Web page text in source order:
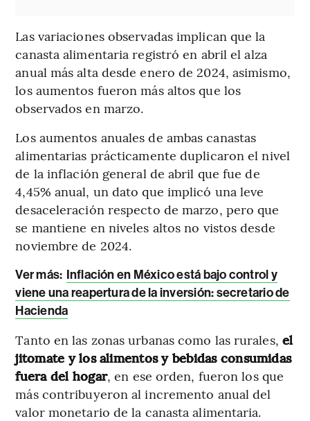
Las variaciones observadas implican que la
canasta alimentaria registró en abril el alza
anual más alta desde enero de 2024, asimismo,
los aumentos fueron más altos que los
observados en marzo.
Los aumentos anuales de ambas canastas
alimentarias prácticamente duplicaron el nivel
de la inflación general de abril que fue de
4,45% anual, un dato que implicó una leve
desaceleración respecto de marzo, pero que
se mantiene en niveles altos no vistos desde
noviembre de 2024.
Ver más: Inflación en México está bajo control y
viene una reapertura de la inversión: secretario de
Hacienda
Tanto en las zonas urbanas como las rurales, el
jitomate y los alimentos y bebidas consumidas
fuera del hogar, en ese orden, fueron los que
más contribuyeron al incremento anual del
valor monetario de la canasta alimentaria.